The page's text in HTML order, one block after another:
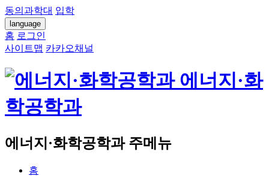
동의과학대 입학
language
홈 로그인
사이트맵 카카오채널
에너지·화
학공학과
에너지·화학공학과 주메뉴
홈